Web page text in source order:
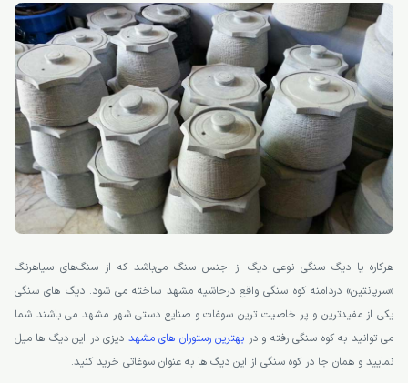
هرکاره یا دیگ سنگی نوعی دیگ از جنس سنگ می‌باشد که از سنگ‌های سیاهرنگ
«سرپانتین» دردامنه کوه سنگی واقع درحاشیه مشهد ساخته می شود. دیگ های سنگی
یکی از مفیدترین و پر خاصیت ترین سوغات و صنایع دستی شهر مشهد می باشند. شما
می توانید به کوه سنگی رفته و در بهترین رستوران های مشهد دیزی در این دیگ ها میل
نمایید و همان جا در کوه سنگی از این دیگ ها به عنوان سوغاتی خرید کنید.